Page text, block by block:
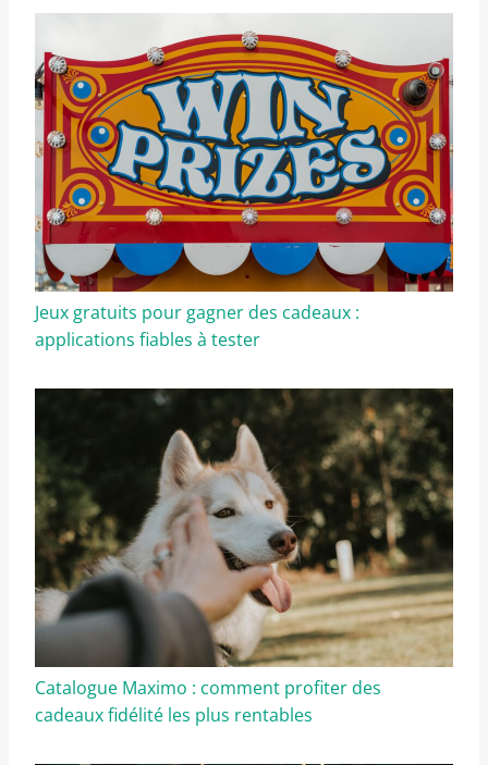
Jeux gratuits pour gagner des cadeaux :
applications fiables à tester
Catalogue Maximo : comment profiter des
cadeaux fidélité les plus rentables